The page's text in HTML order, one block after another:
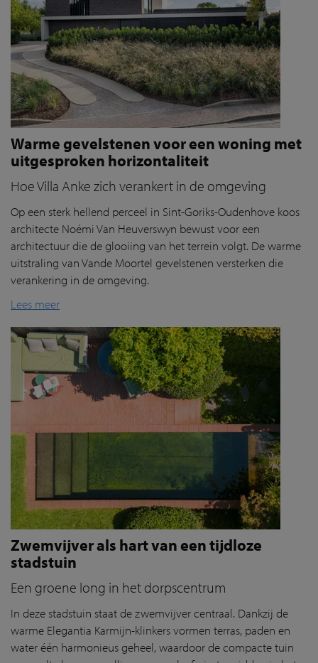
Warme gevelstenen voor een woning met
uitgesproken horizontaliteit
Hoe Villa Anke zich verankert in de omgeving
Op een sterk hellend perceel in Sint-Goriks-Oudenhove koos
architecte Noémi Van Heuverswyn bewust voor een
architectuur die de glooiing van het terrein volgt. De warme
uitstraling van Vande Moortel gevelstenen versterken die
verankering in de omgeving.
Lees meer
Zwemvijver als hart van een tijdloze
stadstuin
Een groene long in het dorpscentrum
In deze stadstuin staat de zwemvijver centraal. Dankzij de
warme Elegantia Karmijn-klinkers vormen terras, paden en
water één harmonieus geheel, waardoor de compacte tuin